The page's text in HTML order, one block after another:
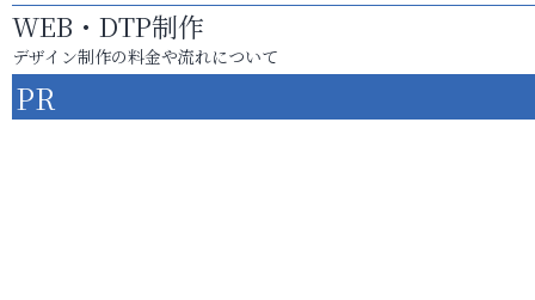
WEB・DTP制作
デザイン制作の料金や流れについて
PR